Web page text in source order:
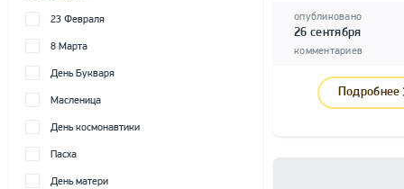
23 Февраля
8 Марта
День Букваря
Масленица
День космонавтики
Пасха
День матери
опубликовано
26 сентября
комментариев
Подробнее